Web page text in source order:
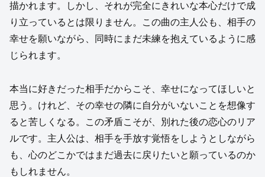
描かれます。しかし、それが完全にきれいな本心だけで成
り立っているとは限りません。この曲の主人公も、相手の
幸せを願いながら、同時にまだ未練を抱えているように感
じられます。
本当に好きだった相手だからこそ、幸せになってほしいと
思う。けれど、その幸せの隣に自分がいないことを想像す
ると苦しくなる。この矛盾こそが、別れた後の恋心のリア
ルです。主人公は、相手を手放す覚悟をしようとしながら
も、心のどこかではまだ過去に戻りたいと願っているのか
もしれません。